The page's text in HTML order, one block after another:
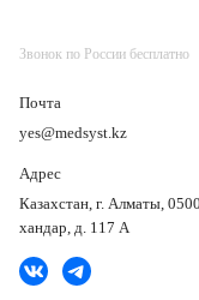
Звонок по России бесплатно
Почта
yes@medsyst.kz
Адрес
Казахстан, г. Алматы,
хандар, д. 117 А